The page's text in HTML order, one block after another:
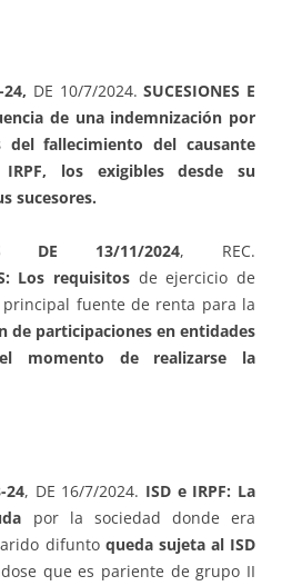
24, DE 10/7/2024.SUCESIONES E
de una indemnización por
del fallecimiento del causante
los exigibles desde su
sucesores.
DE 13/11/2024, REC.
Los requisitos de ejercicio de
fuente de renta para la
de participaciones en entidades
momento de realizarse la
24, DE 16/7/2024. ISD e IRPF: La
por la sociedad donde era
difunto queda sujeta al ISD
que es pariente de grupo II